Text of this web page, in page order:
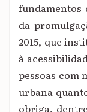
fundamentos
da
2015, que
à
pessoas com
urbana
obriga,